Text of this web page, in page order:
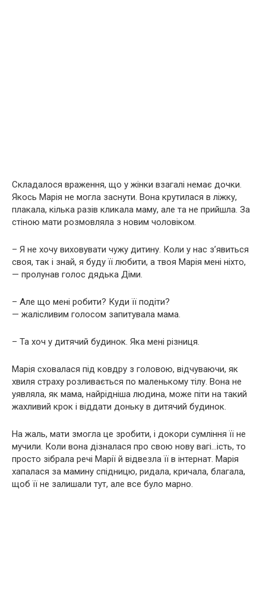
Складалося враження, що у жінки взагалі немає дочки.
Якось Марія не могла заснути. Вона крутилася в ліжку,
плакала, кілька разів кликала маму, але та не прийшла. За
стіною мати розмовляла з новим чоловіком.
– Я не хочу виховувати чужу дитину. Коли у нас з’явиться
своя, так і знай, я буду її любити, а твоя Марія мені ніхто,
— пролунав голос дядька Діми.
– Але що мені робити? Куди її подіти?
— жалісливим голосом запитувала мама.
– Та хоч у дитячий будинок. Яка мені різниця.
Марія сховалася під ковдру з головою, відчуваючи, як
хвиля страху розливається по маленькому тілу. Вона не
уявляла, як мама, найрідніша людина, може піти на такий
жахливий крок і віддати доньку в дитячий будинок.
На жаль, мати змогла це зробити, і докори сумління її не
мучили. Коли вона дізналася про свою нову вагі…ість, то
просто зібрала речі Марії й відвезла її в інтернат. Марія
хапалася за мамину спідницю, ридала, кричала, благала,
щоб її не залишали тут, але все було марно.